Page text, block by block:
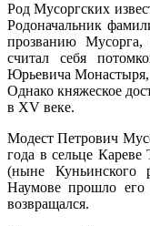
Род Мусоргских
Родоначальник
прозванию
считал себя
Юрьевича Монастыря,
Однако княжеское
в XV веке.
Модест Петрович
года в сельце Кареве
(ныне Куньинского
Наумове прошло его
возвращался.